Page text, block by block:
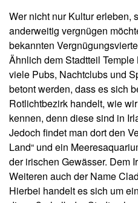
Wer nicht nur Kultur erleben,
anderweitig vergnügen
bekannten
Ähnlich dem Stadtteil
viele Pubs, Nachtclubs und
betont werden, dass es sich
Rotlichtbezirk handelt, wie
kennen, denn diese sind in
Jedoch findet man dort den
Land“ und ein
der irischen Gewässer. Dem
Weiteren auch der Name
Hierbei handelt es sich um